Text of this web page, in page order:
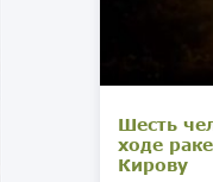
Шесть
ходе
Кирову